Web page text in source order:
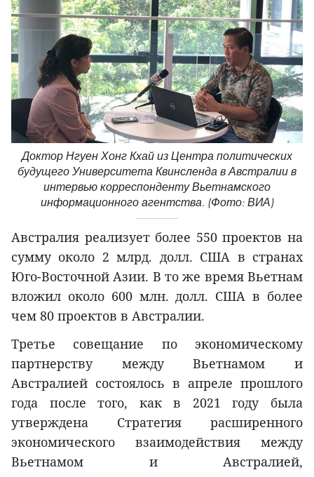
Доктор Нгуен Хонг Кхай из Центра политических
будущего Университета Квинсленда в Австралии в
интервью корреспонденту Вьетнамского
информационного агентства. (Фото: ВИА)
Австралия реализует более 550 проектов на
сумму около 2 млрд. долл. США в странах
Юго-Восточной Азии. В то же время Вьетнам
вложил около 600 млн. долл. США в более
чем 80 проектов в Австралии.
Третье совещание по экономическому
партнерству между Вьетнамом и
Австралией состоялось в апреле прошлого
года после того, как в 2021 году была
утверждена Стратегия расширенного
экономического взаимодействия между
Вьетнамом и Австралией,